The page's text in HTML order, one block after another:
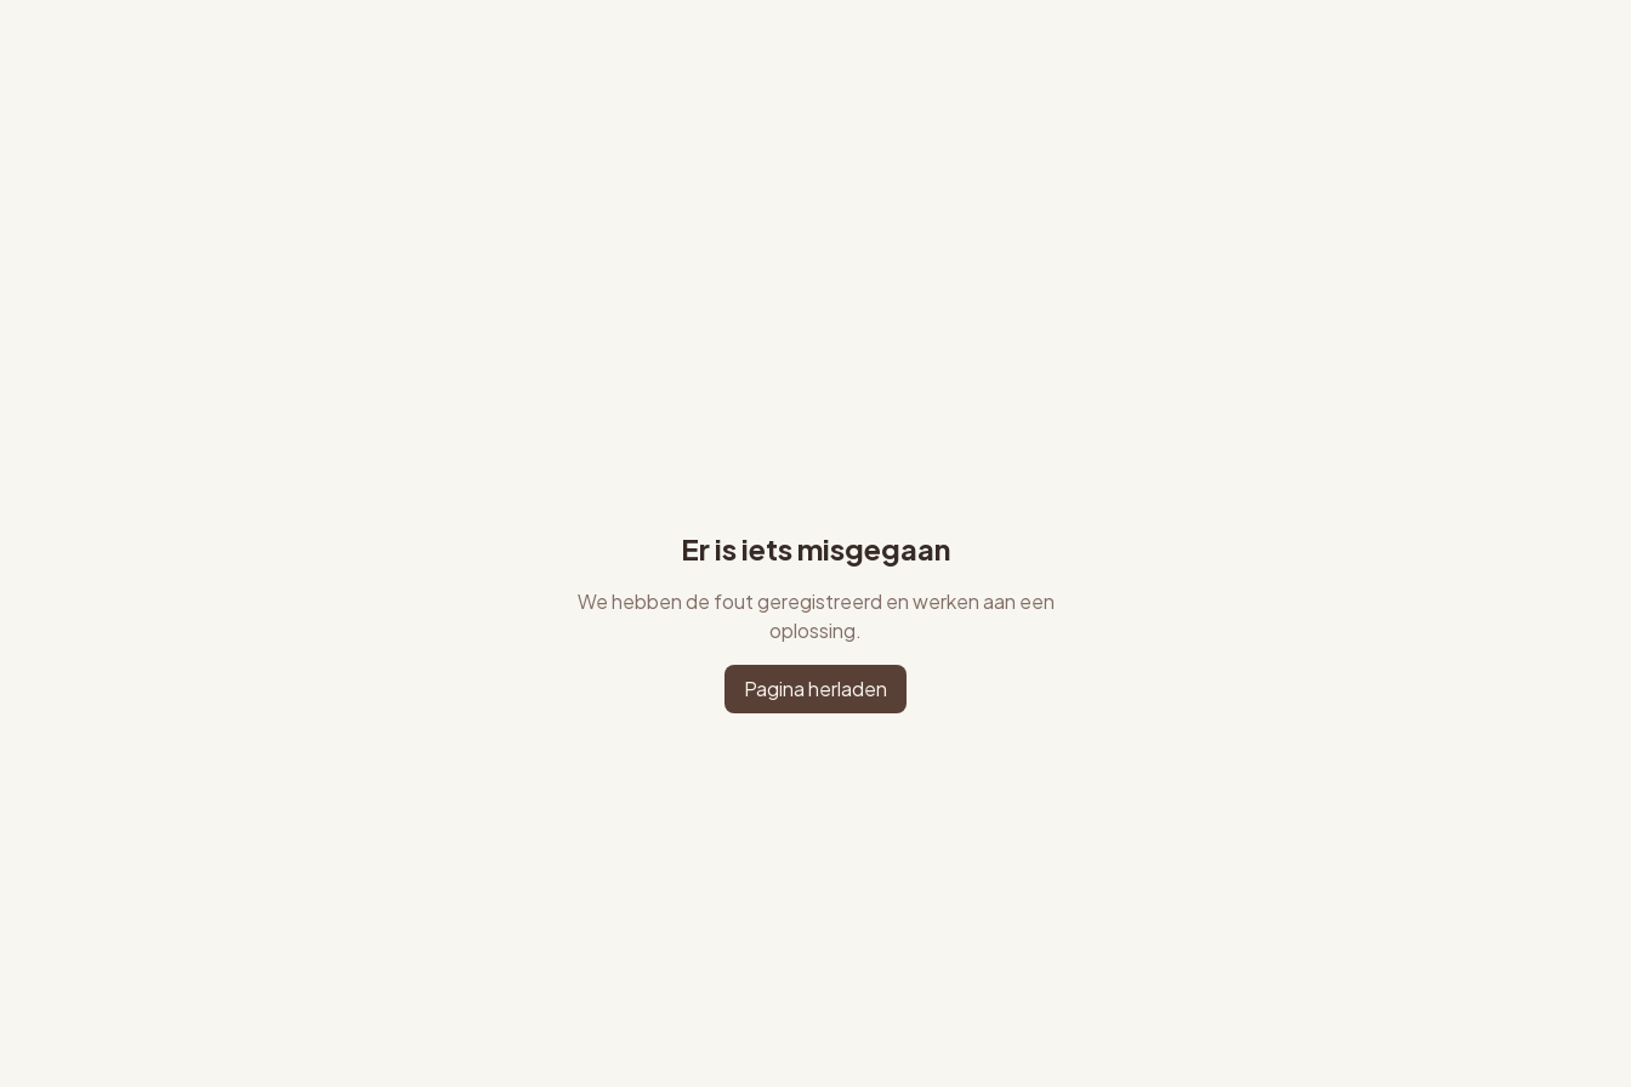
Er is iets misgegaan
We hebben de fout geregistreerd en werken aan een
oplossing.
Pagina herladen